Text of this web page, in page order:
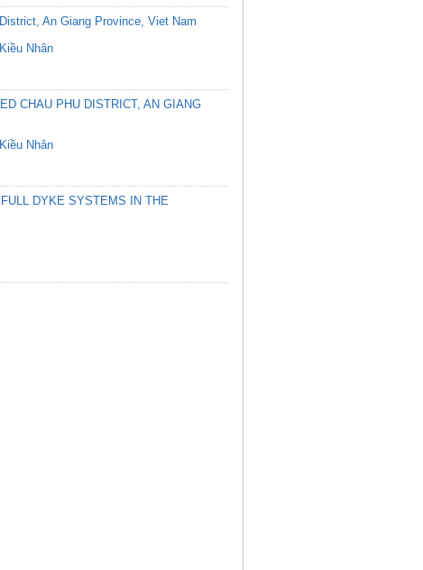
An Giang Province, Viet Nam
Nhân
CHAU PHU DISTRICT, AN GIANG
Nhân
DYKE SYSTEMS IN THE